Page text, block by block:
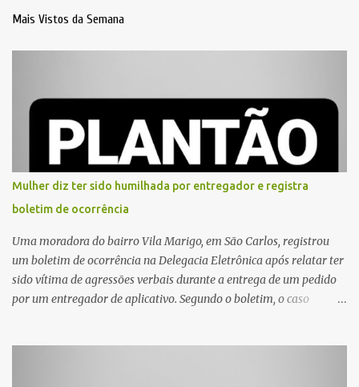
Mais Vistos da Semana
Mulher diz ter sido humilhada por entregador e registra
boletim de ocorrência
Uma moradora do bairro Vila Marigo, em São Carlos, registrou
um boletim de ocorrência na Delegacia Eletrônica após relatar ter
sido vítima de agressões verbais durante a entrega de um pedido
por um entregador de aplicativo. Segundo o boletim, o caso